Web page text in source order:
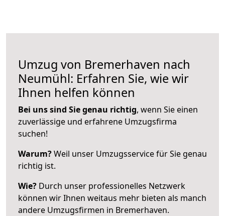
Umzug von Bremerhaven nach
Neumühl: Erfahren Sie, wie wir
Ihnen helfen können
Bei uns sind Sie genau richtig, wenn Sie einen
zuverlässige und erfahrene Umzugsfirma
suchen!
Warum?Weil unser Umzugsservice für Sie genau
richtig ist.
Wie? Durch unser professionelles Netzwerk
können wir Ihnen weitaus mehr bieten als manch
andere Umzugsfirmen in Bremerhaven.